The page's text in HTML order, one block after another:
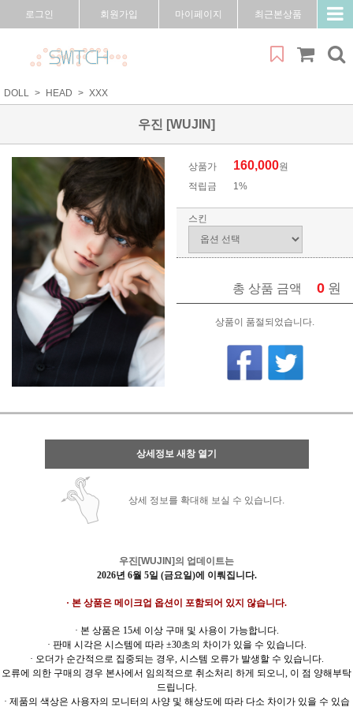
로그인 회원가입 마이페이지 최근본상품
DOLL HEAD XXX
우진 [WUJIN]
상품가 160,000원
적립금
1%
스킨
총 상품 금액 0 원
상품이 품절되었습니다.
상세정보 새창 열기
상세 정보를 확대해 보실 수 있습니다.
우진[WUJIN]의 업데이트는
2026년 6월 5일 (금요일)에 이뤄집니다.
· 본 상품은 메이크업 옵션이 포함되어 있지 않습니다.
· 본 상품은 15세 이상 구매 및 사용이 가능합니다.
· 판매 시각은 시스템에 따라 ±30초의 차이가 있을 수 있습니다.
· 오더가 순간적으로 집중되는 경우, 시스템 오류가 발생할 수 있습니다.
오류에 의한 구매의 경우 본사에서 임의적으로 취소처리 하게 되오니, 이 점 양해부탁
드립니다.
· 제품의 색상은 사용자의 모니터의 사양 및 해상도에 따라 다소 차이가 있을 수 있습